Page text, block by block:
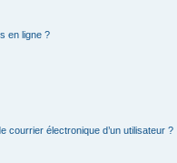
en ligne ?
courrier électronique d’un utilisateur ?